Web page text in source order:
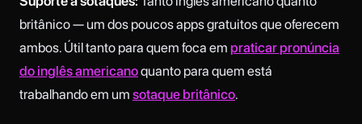
britânico — um dos poucos apps gratuitos que oferecem
ambos. Útil tanto para quem foca em praticar pronúncia
do inglês americanoquanto para quem está
trabalhando em um sotaque britânico.